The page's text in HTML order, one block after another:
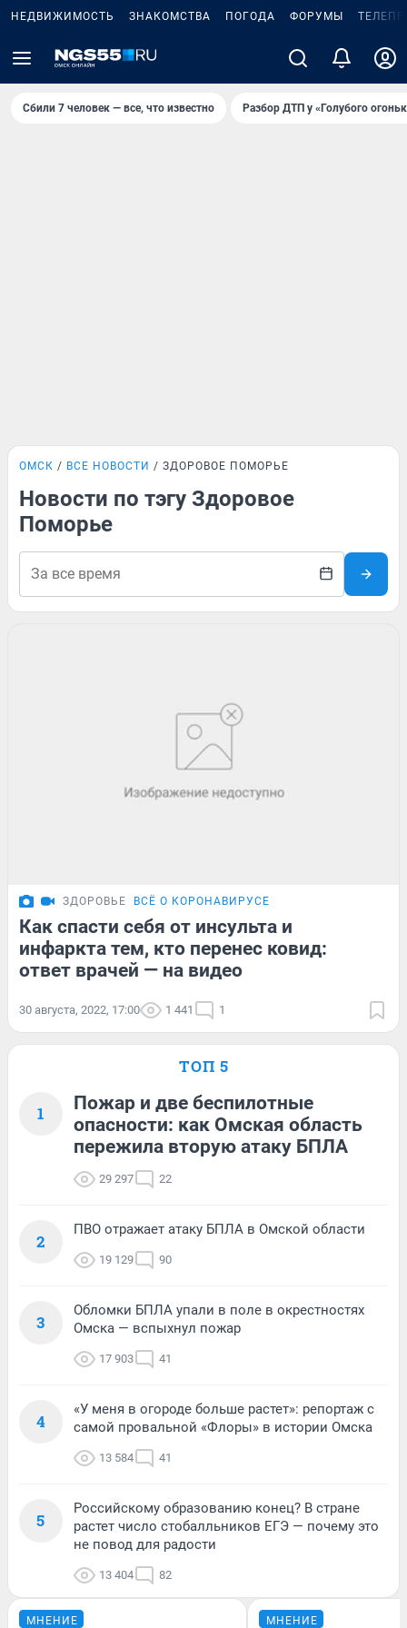
НЕДВИЖИМОСТЬ ЗНАКОМСТВА ПОГОДА ФОРУМЫ
Сбили 7 человек — все, что известно Разбор ДТП у «Голубого
ОМСК ВСЕ НОВОСТИ ЗДОРОВОЕ ПОМОРЬЕ
Новости по тэгу Здоровое
Поморье
ЗДОРОВЬЕ ВСЁ О КОРОНАВИРУСЕ
Как спасти себя от инсульта и
инфаркта тем, кто перенес ковид:
ответ врачей — на видео
30 августа, 2022, 17:00 1 441 1
ТОП 5
1
Пожар и две беспилотные
опасности: как Омская область
пережила вторую атаку БПЛА
29 297 22
2
ПВО отражает атаку БПЛА в Омской области
19 129 90
3
Обломки БПЛА упали в поле в окрестностях
Омска — вспыхнул пожар
17 903 41
4
«У меня в огороде больше растет»: репортаж с
самой провальной «Флоры» в истории Омска
13 584 41
5
Российскому образованию конец? В стране
растет число стобалльников ЕГЭ — почему это
не повод для радости
13 404 82
МНЕНИЕ МНЕНИЕ